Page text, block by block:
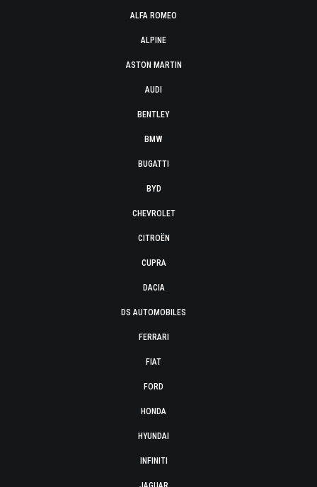
ALFA ROMEO
ALPINE
ASTON MARTIN
AUDI
BENTLEY
BMW
BUGATTI
BYD
CHEVROLET
CITROËN
CUPRA
DACIA
DS AUTOMOBILES
FERRARI
FIAT
FORD
HONDA
HYUNDAI
INFINITI